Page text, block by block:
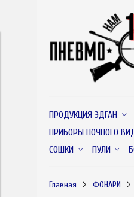
ПРОДУКЦИЯ ЭДГАН
ПРИБОРЫ НОЧНОГО
СОШКИ
ПУЛИ
Главная ФОНАРИ